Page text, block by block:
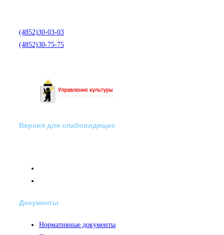
(4852)30-03-03
(4852)30-75-75
Версия для слабовидящих
Документы
Нормативные документы